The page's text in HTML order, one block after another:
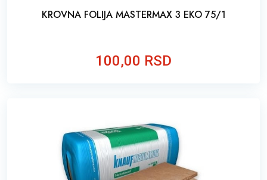
KROVNA FOLIJA MASTERMAX 3 EKO 75/1
100,00 RSD